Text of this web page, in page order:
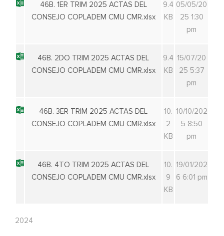
46B. 1ER TRIM 2025 ACTAS DEL
CONSEJO COPLADEM CMU CMR.xlsx
9.4
KB
05/05/20
25 1:30
pm
46B. 2DO TRIM 2025 ACTAS DEL
CONSEJO COPLADEM CMU CMR.xlsx
9.4
KB
15/07/20
25 5:37
pm
46B. 3ER TRIM 2025 ACTAS DEL
CONSEJO COPLADEM CMU CMR.xlsx
10.
2
KB
10/10/202
5 8:50
pm
46B. 4TO TRIM 2025 ACTAS DEL
CONSEJO COPLADEM CMU CMR.xlsx
10.
9
KB
19/01/202
6 6:01 pm
2024